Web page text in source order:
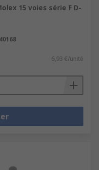
15 voies série F D-
6,93 €/unité